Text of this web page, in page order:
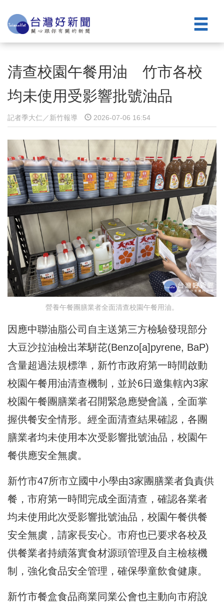
清查校園午餐用油 竹市各校
均未使用受影響批號油品
記者季大仁／新竹報導 2026-07-06 16:54
營養午餐團膳業者全面清查校園午餐用油。
因應中聯油脂公司自主送第三方檢驗發現部分
大豆沙拉油檢出苯駢芘(Benzo[a]pyrene, BaP)
含量超過法規標準，新竹市政府第一時間啟動
校園午餐用油清查機制，並於6日邀集轄內3家
校園午餐團膳業者召開緊急應變會議，全面掌
握供餐安全情形。經全面清查結果確認，各團
膳業者均未使用本次受影響批號油品，校園午
餐供應安全無虞。
新竹市47所市立國中小學由3家團膳業者負責供
餐，市府第一時間完成全面清查，確認各業者
均未使用此次受影響批號油品，校園午餐供餐
安全無虞，請家長安心。市府也已要求各校及
供餐業者持續落實食材源頭管理及自主檢核機
制，強化食品安全管理，確保學童飲食健康。
新竹市餐盒食品商業同業公會也主動向市府說